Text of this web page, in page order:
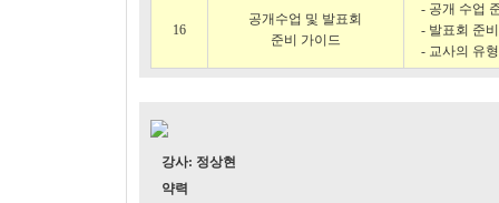
16
공개수업 및 발표회
준비 가이드
- 공개 수업
- 발표회 준
- 교사의 유형
강사: 정상현
약력